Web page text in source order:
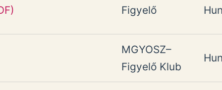
Figyelő
MGYOSZ–
Figyelő Klub